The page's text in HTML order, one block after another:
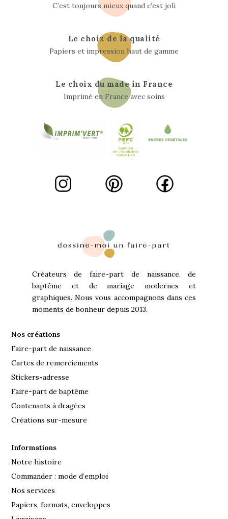
C’est toujours mieux quand c’est joli
Le choix de la qualité
Papiers et impression haut de gamme
Le choix du made in France
Imprimé en France avec soins
Créateurs de faire-part de naissance, de
baptême et de mariage modernes et
graphiques. Nous vous accompagnons dans ces
moments de bonheur depuis 2013.
Nos créations
Faire-part de naissance
Cartes de remerciements
Stickers-adresse
Faire-part de baptême
Contenants à dragées
Créations sur-mesure
Informations
Notre histoire
Commander : mode d’emploi
Nos services
Papiers, formats, enveloppes